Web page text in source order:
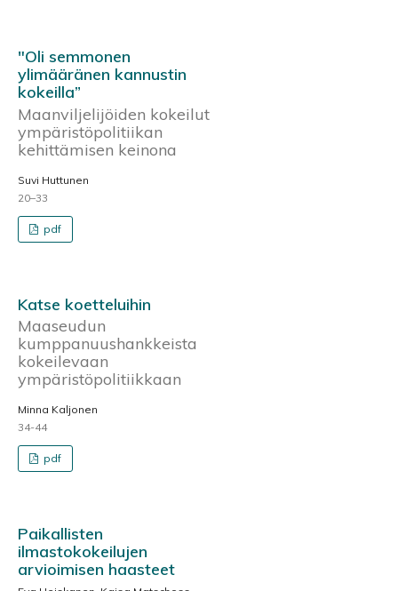
"Oli semmonen
ylimääränen kannustin
kokeilla”
Maanviljelijöiden kokeilut
ympäristöpolitiikan
kehittämisen keinona
Suvi Huttunen
20–33
pdf
Katse koetteluihin
Maaseudun
kumppanuushankkeista
kokeilevaan
ympäristöpolitiikkaan
Minna Kaljonen
34-44
pdf
Paikallisten
ilmastokokeilujen
arvioimisen haasteet